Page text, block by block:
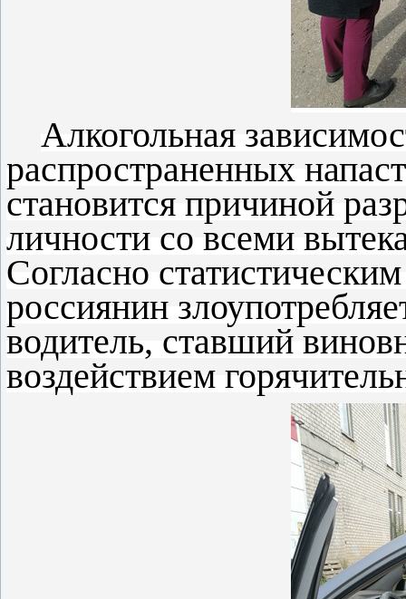
Алкогольная
распространенных
становится причиной
личности со всеми
Согласно
россиянин
водитель, ставший
воздействием